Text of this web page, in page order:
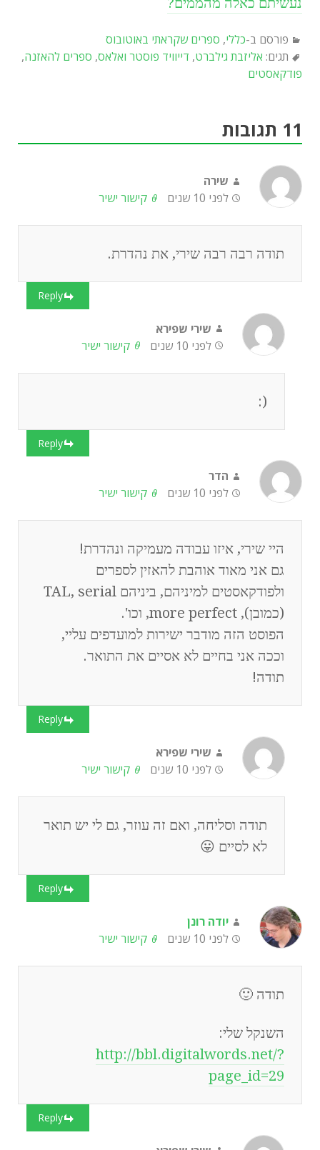
פורסם ב-כללי, ספרים שקראתי באוטובוס
תגים: אליזבת גילברט, דייוויד פוסטר ואלאס, ספרים להאזנה,
פודקאסטים
11 תגובות
שירה
לפני 10 שנים
קישור ישיר
תודה רבה רבה שירי, את נהדרת.
Reply
שירי שפירא
לפני 10 שנים
קישור ישיר
(:
Reply
הדר
לפני 10 שנים
קישור ישיר
היי שירי, איזו עבודה מעמיקה ונהדרת!
גם אני מאוד אוהבת להאזין לספרים
ולפודקאסטים למיניהם, ביניהם TAL, serial
(כמובן), more perfect, וכו'.
הפוסט הזה מודבר ישירות למועדפים עליי,
וככה אני בחיים לא אסיים את התואר.
תודה!
Reply
שירי שפירא
לפני 10 שנים
קישור ישיר
תודה וסליחה, ואם זה עוזר, גם לי יש תואר
לא לסיים 😛
Reply
יודה רונן
לפני 10 שנים
קישור ישיר
תודה 🙂
השנקל שלי:
http://bbl.digitalwords.net/?
page_id=29
Reply